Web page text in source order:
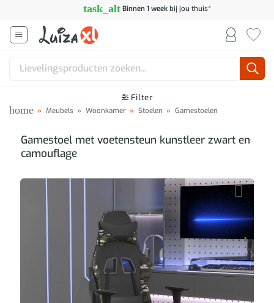
inhoud
task_alt Binnen 1 weekbij jou thuis*
Zoeken
Filter
home » Meubels » Woonkamer » Stoelen » Gamestoelen
Gamestoel met voetensteun kunstleer zwart en
camouflage